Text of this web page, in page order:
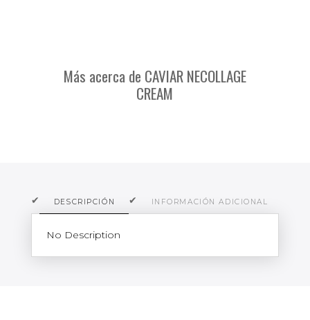
Más acerca de CAVIAR NECOLLAGE
CREAM
DESCRIPCIÓN INFORMACIÓN ADICIONAL
No Description